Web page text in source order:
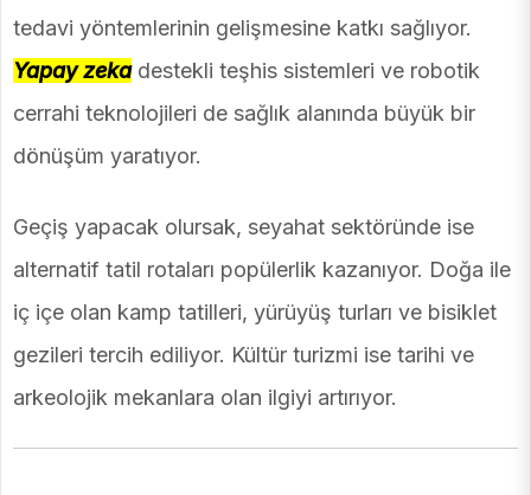
tedavi yöntemlerinin gelişmesine katkı sağlıyor.
Yapay zekadestekli teşhis sistemleri ve robotik
cerrahi teknolojileri de sağlık alanında büyük bir
dönüşüm yaratıyor.
Geçiş yapacak olursak, seyahat sektöründe ise
alternatif tatil rotaları popülerlik kazanıyor. Doğa ile
iç içe olan kamp tatilleri, yürüyüş turları ve bisiklet
gezileri tercih ediliyor. Kültür turizmi ise tarihi ve
arkeolojik mekanlara olan ilgiyi artırıyor.